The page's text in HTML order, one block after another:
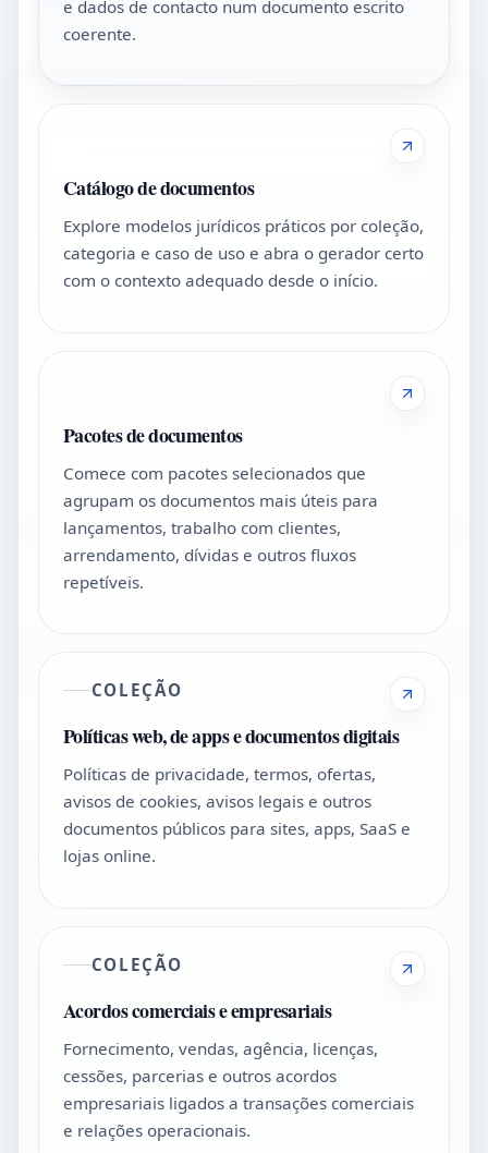
e dados de contacto num documento escrito
coerente.
Catálogo de documentos
Explore modelos jurídicos práticos por coleção,
categoria e caso de uso e abra o gerador certo
com o contexto adequado desde o início.
Pacotes de documentos
Comece com pacotes selecionados que
agrupam os documentos mais úteis para
lançamentos, trabalho com clientes,
arrendamento, dívidas e outros fluxos
repetíveis.
COLEÇÃO
Políticas web, de apps e documentos digitais
Políticas de privacidade, termos, ofertas,
avisos de cookies, avisos legais e outros
documentos públicos para sites, apps, SaaS e
lojas online.
COLEÇÃO
Acordos comerciais e empresariais
Fornecimento, vendas, agência, licenças,
cessões, parcerias e outros acordos
empresariais ligados a transações comerciais
e relações operacionais.